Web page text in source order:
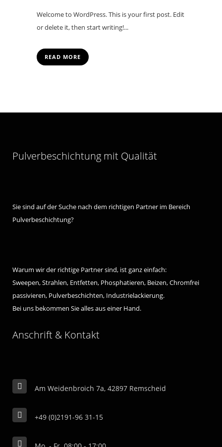
Welcome to WordPress. This is your first post. Edit
or delete it, then start writing!...
READ MORE
Pulverbeschichtung mit Qualität
Sie sind auf der Suche nach dem richtigen Partner im Bereich
Pulverbeschichtung?
Warum wir der richtige Partner sind, ist ganz einfach:
Sweepen, Strahlen, Entfetten, Phosphatieren, Beizen, Chromfrei
passivieren, Pulverbeschichten, Industrielackierung.
Bei uns bekommen Sie alles aus einer Hand.
Anschrift & Kontakt
Am Weidenbroich 7a, 42897 Remscheid
+49 (0)2191-96 31-15